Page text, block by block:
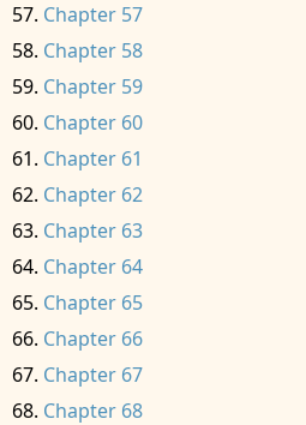
Chapter 57
Chapter 58
Chapter 59
Chapter 60
Chapter 61
Chapter 62
Chapter 63
Chapter 64
Chapter 65
Chapter 66
Chapter 67
Chapter 68